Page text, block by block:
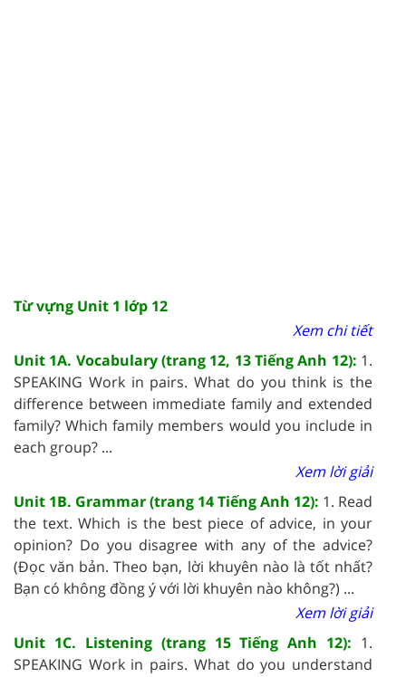
Từ vựng Unit 1 lớp 12
Xem chi tiết
Unit 1A. Vocabulary (trang 12, 13 Tiếng Anh 12): 1.
SPEAKING Work in pairs. What do you think is the
difference between immediate family and extended
family? Which family members would you include in
each group? ...
Xem lời giải
Unit 1B. Grammar (trang 14 Tiếng Anh 12): 1. Read
the text. Which is the best piece of advice, in your
opinion? Do you disagree with any of the advice?
(Đọc văn bản. Theo bạn, lời khuyên nào là tốt nhất?
Bạn có không đồng ý với lời khuyên nào không?) ...
Xem lời giải
Unit 1C. Listening (trang 15 Tiếng Anh 12): 1.
SPEAKING Work in pairs. What do you understand